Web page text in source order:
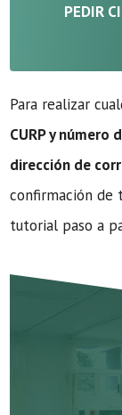
PEDIR
Para realizar
CURP y número
dirección de
confirmación de
tutorial paso a